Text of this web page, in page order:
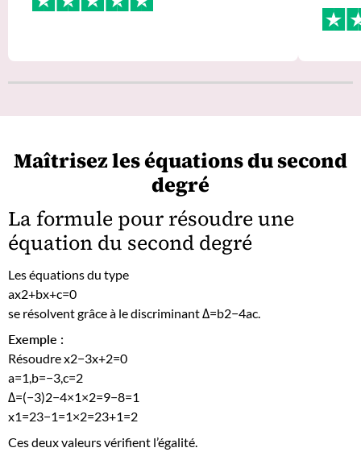
Maîtrisez les équations du second
degré
La formule pour résoudre une
équation du second degré
Les équations du type
ax2+bx+c=0
se résolvent grâce à le discriminant Δ=b2−4ac.
Exemple :
Résoudre x2−3x+2=0
a=1,b=−3,c=2
Δ=(−3)2−4×1×2=9−8=1
x1​=23−1​=1×2​=23+1​=2
Ces deux valeurs vérifient l’égalité.